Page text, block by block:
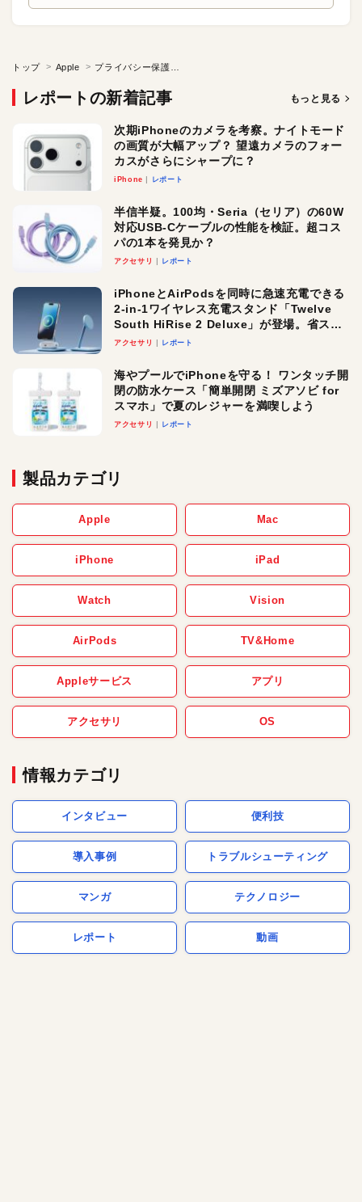
トップ Apple プライバシー保護ステートメントを今なぜAppleは出したのか？
レポートの新着記事 もっと見る
次期iPhoneのカメラを考察。ナイトモード
の画質が大幅アップ？ 望遠カメラのフォー
カスがさらにシャープに？
iPhone レポート
半信半疑。100均・Seria（セリア）の60W
対応USB-Cケーブルの性能を検証。超コス
パの1本を発見か？
アクセサリ レポート
iPhoneとAirPodsを同時に急速充電できる
2-in-1ワイヤレス充電スタンド「Twelve
South HiRise 2 Deluxe」が登場。省スペ
ースでおしゃれに充電したい人にオスス
アクセサリ レポート
海やプールでiPhoneを守る！ ワンタッチ開
閉の防水ケース「簡単開閉 ミズアソビ for
スマホ」で夏のレジャーを満喫しよう
アクセサリ レポート
製品カテゴリ
Apple Mac
iPhone iPad
Watch Vision
AirPods TV&Home
Appleサービス アプリ
アクセサリ OS
情報カテゴリ
インタビュー 便利技
導入事例 トラブルシューティング
マンガ テクノロジー
レポート 動画